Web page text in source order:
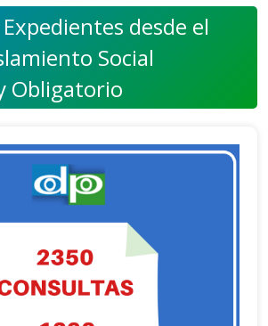
desde el
Social
Obligatorio